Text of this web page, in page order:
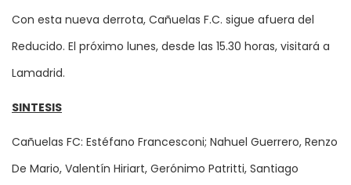
Con esta nueva derrota, Cañuelas F.C. sigue afuera del
Reducido. El próximo lunes, desde las 15.30 horas, visitará a
Lamadrid.
SINTESIS
Cañuelas FC: Estéfano Francesconi; Nahuel Guerrero, Renzo
De Mario, Valentín Hiriart, Gerónimo Patritti, Santiago